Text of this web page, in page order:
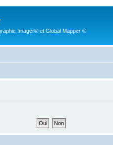
Imager© et Global Mapper ©